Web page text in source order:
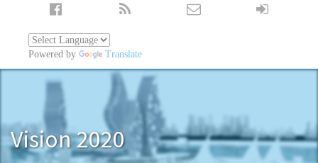
Powered by Translate
Vision 2020